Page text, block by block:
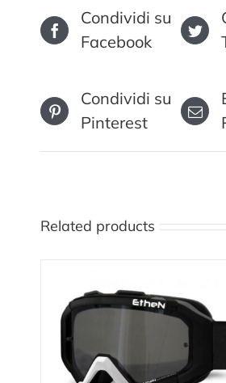
Condividi su
Facebook
Condividi su
Pinterest
Related products